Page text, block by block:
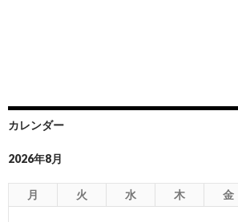
カレンダー
2026年8月
月 火 水 木 金